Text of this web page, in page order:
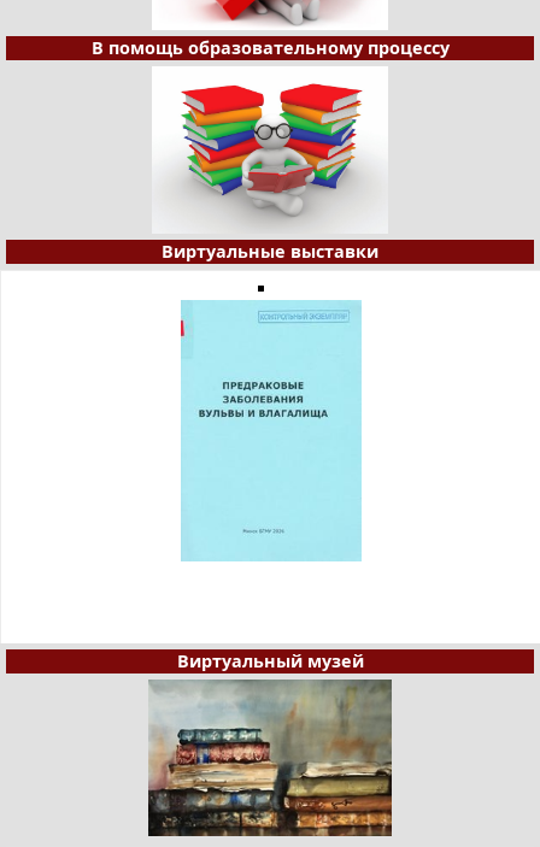
В помощь образовательному процессу
Виртуальные выставки
Виртуальный музей